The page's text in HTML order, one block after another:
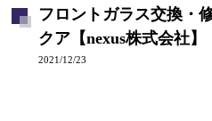
フロントガラス交換・
クア【nexus株式会社】
2021/12/23